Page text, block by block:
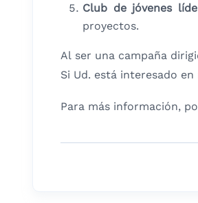
Club de jóvenes
proyectos.
Al ser una campaña
Si Ud. está interesado
Para más información,